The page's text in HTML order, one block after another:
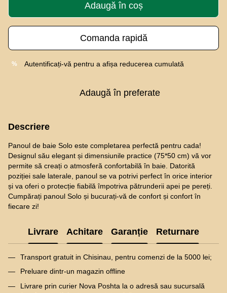
Adaugă în coș
Comanda rapidă
% Autentificați-vă pentru a afișa reducerea cumulată
Adaugă în preferate
Descriere
Panoul de baie Solo este completarea perfectă pentru cada!
Designul său elegant și dimensiunile practice (75*50 cm) vă vor
permite să creați o atmosferă confortabilă în baie. Datorită
poziției sale laterale, panoul se va potrivi perfect în orice interior
și va oferi o protecție fiabilă împotriva pătrunderii apei pe pereți.
Cumpărați panoul Solo și bucurați-vă de confort și confort în
fiecare zi!
Livrare Achitare Garanție Returnare
Transport gratuit in Chisinau, pentru comenzi de la 5000 lei;
Preluare dintr-un magazin offline
Livrare prin curier Nova Poshta la o adresă sau sucursală